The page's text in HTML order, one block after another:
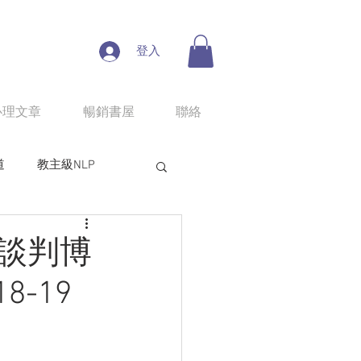
登入
文章 暢銷書屋 聯絡
教主級NLP
課程：情慾匠人
判博
19